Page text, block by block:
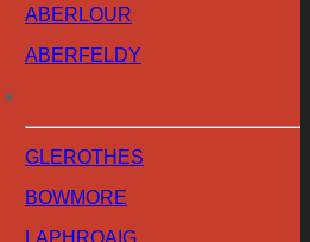
ABERLOUR
ABERFELDY
GLEROTHES
BOWMORE
LAPHROAIG